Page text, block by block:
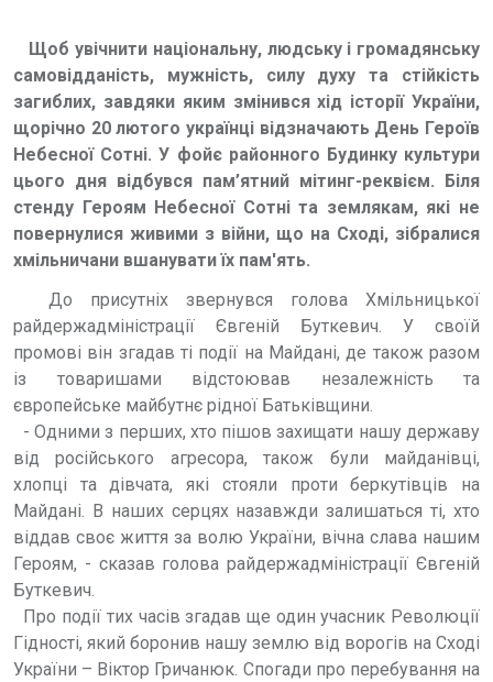
Щоб увічнити національну, людську і громадянську
самовідданість, мужність, силу духу та стійкість
загиблих, завдяки яким змінився хід історії України,
щорічно 20 лютого українці відзначають День Героїв
Небесної Сотні. У фойє районного Будинку культури
цього дня відбувся пам’ятний мітинг-реквієм. Біля
стенду Героям Небесної Сотні та землякам, які не
повернулися живими з війни, що на Сході, зібралися
хмільничани вшанувати їх пам'ять.
До присутніх звернувся голова Хмільницької
райдержадміністрації Євгеній Буткевич. У своїй
промові він згадав ті події на Майдані, де також разом
із товаришами відстоював незалежність та
європейське майбутнє рідної Батьківщини.
- Одними з перших, хто пішов захищати нашу державу
від російського агресора, також були майданівці,
хлопці та дівчата, які стояли проти беркутівців на
Майдані. В наших серцях назавжди залишаться ті, хто
віддав своє життя за волю України, вічна слава нашим
Героям, - сказав голова райдержадміністрації Євгеній
Буткевич.
Про події тих часів згадав ще один учасник Революції
Гідності, який боронив нашу землю від ворогів на Сході
України – Віктор Гричанюк. Спогади про перебування на